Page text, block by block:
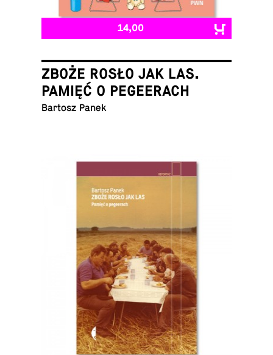
14,00
ZBOŻE ROSŁO JAK LAS.
PAMIĘĆ O PEGEERACH
Bartosz Panek